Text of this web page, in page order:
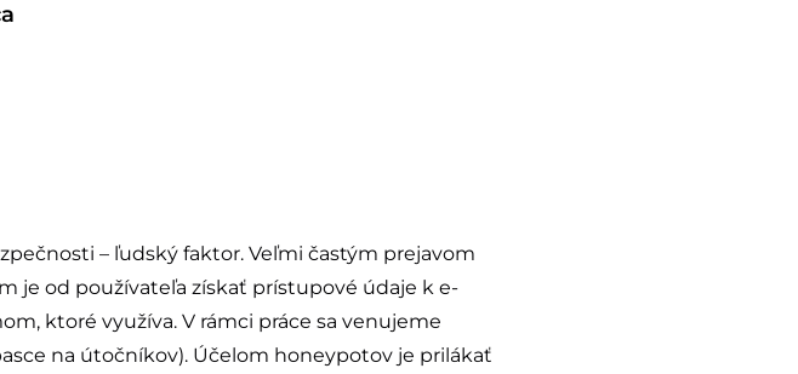
– ľudský faktor. Veľmi častým prejavom
je od používateľa získať prístupové údaje k e-
ktoré využíva. V rámci práce sa venujeme
na útočníkov). Účelom honeypotov je prilákať